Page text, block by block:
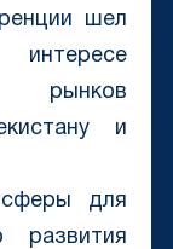
шел
рынков
и
для
развития